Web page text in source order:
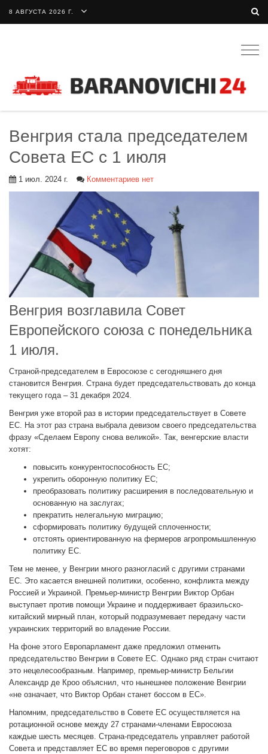
8 АВГУСТА 2026 Г.
Венгрия стала председателем
Совета ЕС с 1 июля
1 июл. 2024 г. Комментариев нет
Венгрия возглавила Совет
Европейского союза с понедельника
1 июля.
Страной-председателем в Евросоюзе с сегодняшнего дня
становится Венгрия. Страна будет председательствовать до конца
текущего года – 31 декабря 2024.
Венгрия уже второй раз в истории председательствует в Совете
ЕС. На этот раз страна выбрала девизом своего председательства
фразу «Сделаем Европу снова великой». Так, венгерские власти
хотят:
повысить конкурентоспособность ЕС;
укрепить оборонную политику ЕС;
преобразовать политику расширения в последовательную и
основанную на заслугах;
прекратить нелегальную миграцию;
сформировать политику будущей сплоченности;
отстоять ориентированную на фермеров агропромышленную
политику ЕС.
Тем не менее, у Венгрии много разногласий с другими странами
ЕС. Это касается внешней политики, особенно, конфликта между
Россией и Украиной. Премьер-министр Венгрии Виктор Орбан
выступает против помощи Украине и поддерживает бразильско-
китайский мирный план, который подразумевает передачу части
украинских территорий во владение России.
На фоне этого Европарламент даже предложил отменить
председательство Венгрии в Совете ЕС. Однако ряд стран считают
это нецелесообразным. Например, премьер-министр Бельгии
Александр де Кроо объяснил, что нынешнее положение Венгрии
«не означает, что Виктор Орбан станет боссом в ЕС».
Напомним, председательство в Совете ЕС осуществляется на
ротационной основе между 27 странами-членами Евросоюза
каждые шесть месяцев. Страна-председатель управляет работой
Совета и представляет ЕС во время переговоров с другими